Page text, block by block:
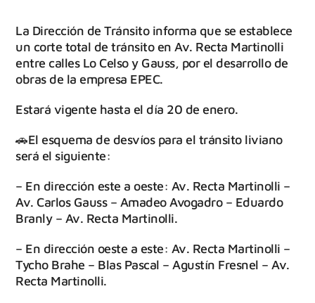
La Dirección de Tránsito informa que se establece
un corte total de tránsito en Av. Recta Martinolli
entre calles Lo Celso y Gauss, por el desarrollo de
obras de la empresa EPEC.
Estará vigente hasta el día 20 de enero.
🚗El esquema de desvíos para el tránsito liviano
será el siguiente:
– En dirección este a oeste: Av. Recta Martinolli –
Av. Carlos Gauss – Amadeo Avogadro – Eduardo
Branly – Av. Recta Martinolli.
– En dirección oeste a este: Av. Recta Martinolli –
Tycho Brahe – Blas Pascal – Agustín Fresnel – Av.
Recta Martinolli.